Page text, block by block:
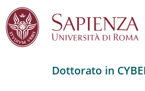
Dottorato in